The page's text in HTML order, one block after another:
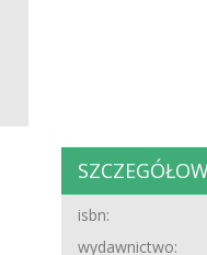
isbn:
wydawnictwo: